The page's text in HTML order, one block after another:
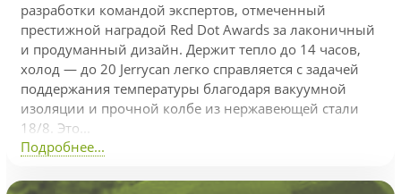
разработки командой экспертов, отмеченный
престижной наградой Red Dot Awards за лаконичный
и продуманный дизайн. Держит тепло до 14 часов,
холод — до 20 Jerrycan легко справляется с задачей
поддержания температуры благодаря вакуумной
изоляции и прочной колбе из нержавеющей стали
18/8. Это...
Подробнее...